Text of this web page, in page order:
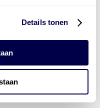
Details tonen